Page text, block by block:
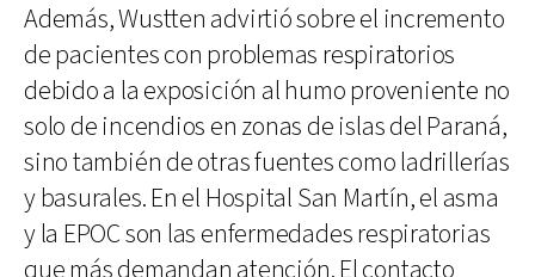
Además, Wustten advirtió sobre el incremento
de pacientes con problemas respiratorios
debido a la exposición al humo proveniente no
solo de incendios en zonas de islas del Paraná,
sino también de otras fuentes como ladrillerías
y basurales. En el Hospital San Martín, el asma
y la EPOC son las enfermedades respiratorias
que más demandan atención. El contacto